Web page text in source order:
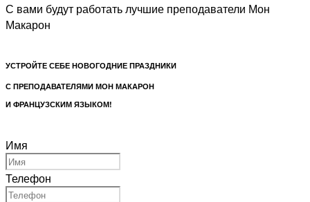
С вами будут работать лучшие преподаватели Мон
Макарон
УСТРОЙТЕ СЕБЕ НОВОГОДНИЕ ПРАЗДНИКИ
С ПРЕПОДАВАТЕЛЯМИ МОН МАКАРОН
И ФРАНЦУЗСКИМ ЯЗЫКОМ!
Leave
this
field
blank
Имя
Телефон